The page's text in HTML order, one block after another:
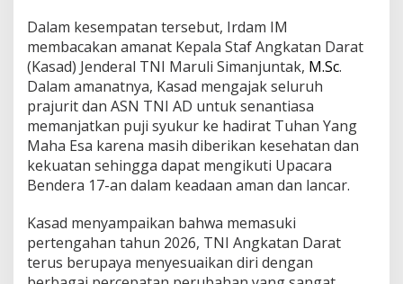
Dalam kesempatan tersebut, Irdam IM
membacakan amanat Kepala Staf Angkatan Darat
(Kasad) Jenderal TNI Maruli Simanjuntak, M.Sc.
Dalam amanatnya, Kasad mengajak seluruh
prajurit dan ASN TNI AD untuk senantiasa
memanjatkan puji syukur ke hadirat Tuhan Yang
Maha Esa karena masih diberikan kesehatan dan
kekuatan sehingga dapat mengikuti Upacara
Bendera 17-an dalam keadaan aman dan lancar.
Kasad menyampaikan bahwa memasuki
pertengahan tahun 2026, TNI Angkatan Darat
terus berupaya menyesuaikan diri dengan